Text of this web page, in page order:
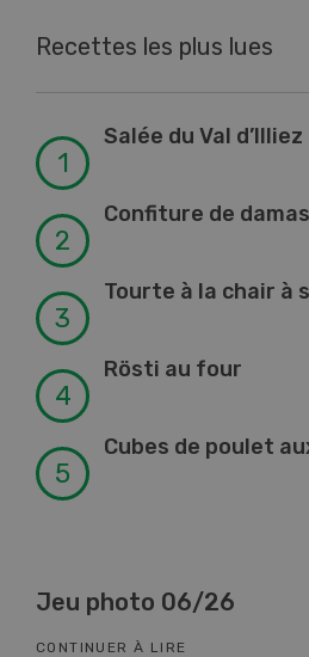
Recettes les plus lues
Salée du Val d’Illiez
Confiture de
Tourte à la chair à
Rösti au four
Cubes de poulet
Jeu photo 06/26
CONTINUER À LIRE